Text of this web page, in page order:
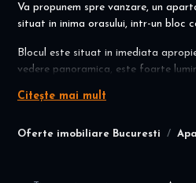
Oferte imobiliare Bucuresti
Va propunem spre vanzare, un
situat in inima orasului, intr-un bloc
Blocul este situat in imediata
vedere panoramica, este foarte
parchet masiv de stejar (nou),
Citește mai mult